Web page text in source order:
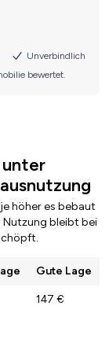
unter
höher es bebaut
Nutzung bleibt bei
Gute Lage
147 €